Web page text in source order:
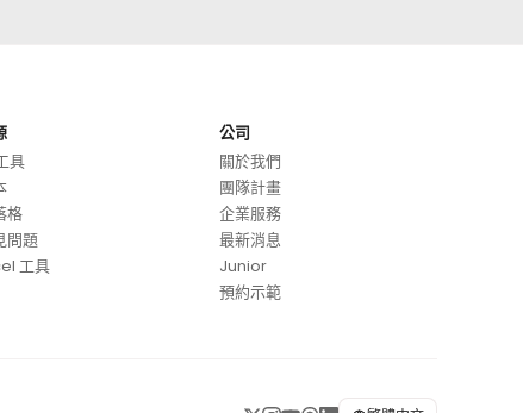
具
格
問題
工具
公司
關於我們
團隊計畫
企業服務
最新消息
Junior
預約示範